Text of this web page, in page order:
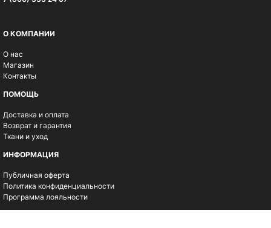
О КОМПАНИИ
О нас
Магазин
Контакты
ПОМОЩЬ
Доставка и оплата
Возврат и гарантия
Ткани и уход
ИНФОРМАЦИЯ
Публичная оферта
Политика конфиденциальности
Программа лояльности